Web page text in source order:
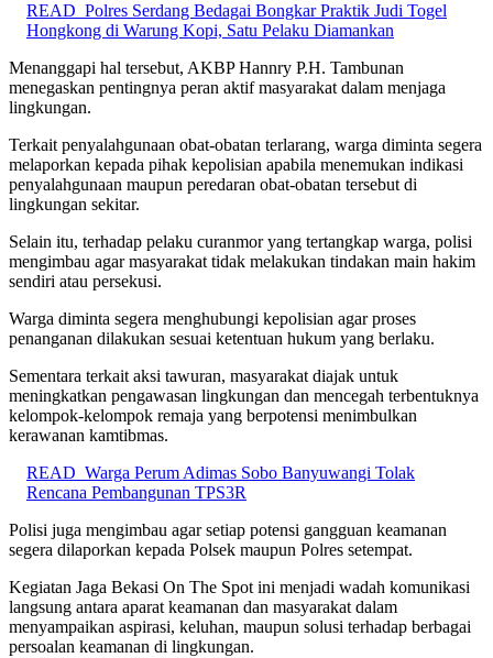
READ Polres Serdang Bedagai Bongkar Praktik Judi Togel
Hongkong di Warung Kopi, Satu Pelaku Diamankan
Menanggapi hal tersebut, AKBP Hannry P.H. Tambunan
menegaskan pentingnya peran aktif masyarakat dalam menjaga
lingkungan.
Terkait penyalahgunaan obat-obatan terlarang, warga diminta segera
melaporkan kepada pihak kepolisian apabila menemukan indikasi
penyalahgunaan maupun peredaran obat-obatan tersebut di
lingkungan sekitar.
Selain itu, terhadap pelaku curanmor yang tertangkap warga, polisi
mengimbau agar masyarakat tidak melakukan tindakan main hakim
sendiri atau persekusi.
Warga diminta segera menghubungi kepolisian agar proses
penanganan dilakukan sesuai ketentuan hukum yang berlaku.
Sementara terkait aksi tawuran, masyarakat diajak untuk
meningkatkan pengawasan lingkungan dan mencegah terbentuknya
kelompok-kelompok remaja yang berpotensi menimbulkan
kerawanan kamtibmas.
READ Warga Perum Adimas Sobo Banyuwangi Tolak
Rencana Pembangunan TPS3R
Polisi juga mengimbau agar setiap potensi gangguan keamanan
segera dilaporkan kepada Polsek maupun Polres setempat.
Kegiatan Jaga Bekasi On The Spot ini menjadi wadah komunikasi
langsung antara aparat keamanan dan masyarakat dalam
menyampaikan aspirasi, keluhan, maupun solusi terhadap berbagai
persoalan keamanan di lingkungan.